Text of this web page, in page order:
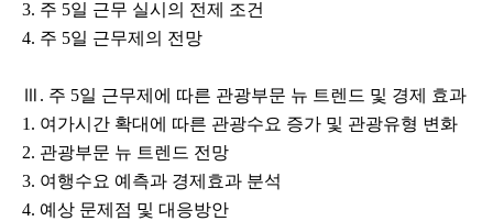
3. 주 5일 근무 실시의 전제 조건
4. 주 5일 근무제의 전망
Ⅲ. 주 5일 근무제에 따른 관광부문 뉴 트렌드 및 경제 효과
1. 여가시간 확대에 따른 관광수요 증가 및 관광유형 변화
2. 관광부문 뉴 트렌드 전망
3. 여행수요 예측과 경제효과 분석
4. 예상 문제점 및 대응방안